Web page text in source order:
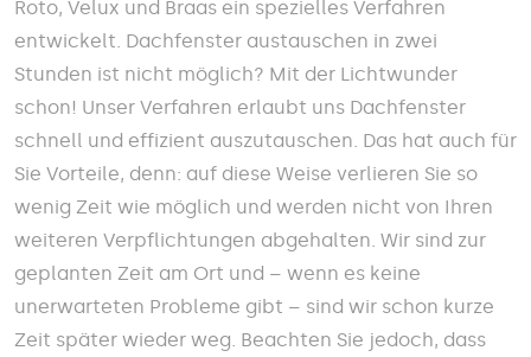
Roto, Velux und Braas ein spezielles Verfahren
entwickelt. Dachfenster austauschen in zwei
Stunden ist nicht möglich? Mit der Lichtwunder
schon! Unser Verfahren erlaubt uns Dachfenster
schnell und effizient auszutauschen. Das hat auch für
Sie Vorteile, denn: auf diese Weise verlieren Sie so
wenig Zeit wie möglich und werden nicht von Ihren
weiteren Verpflichtungen abgehalten. Wir sind zur
geplanten Zeit am Ort und – wenn es keine
unerwarteten Probleme gibt – sind wir schon kurze
Zeit später wieder weg. Beachten Sie jedoch, dass